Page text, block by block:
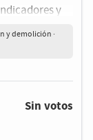
y
y demolición ·
Sin votos